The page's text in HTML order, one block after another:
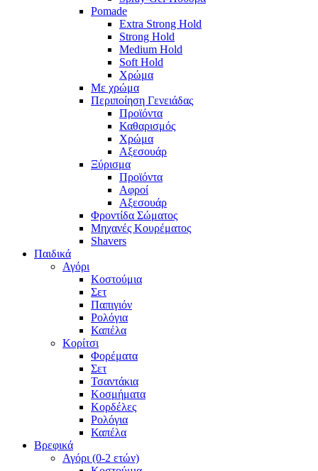
Pomade
Extra Strong Hold
Strong Hold
Medium Hold
Soft Hold
Χρώμα
Με χρώμα
Περιποίηση Γενειάδας
Προϊόντα
Καθαρισμός
Χρώμα
Αξεσουάρ
Ξύρισμα
Προϊόντα
Αφροί
Αξεσουάρ
Φροντίδα Σώματος
Μηχανές Κουρέματος
Shavers
Παιδικά
Αγόρι
Κοστούμια
Σετ
Παπιγιόν
Ρολόγια
Καπέλα
Κορίτσι
Φορέματα
Σετ
Τσαντάκια
Κοσμήματα
Κορδέλες
Ρολόγια
Καπέλα
Βρεφικά
Αγόρι (0-2 ετών)